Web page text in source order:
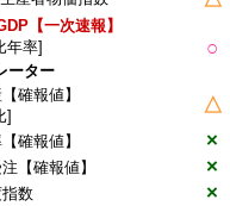
【一次速報】
年率]
○
ーター
確報値】
]
△
確報値】 ×
【確報値】 ×
数 ×